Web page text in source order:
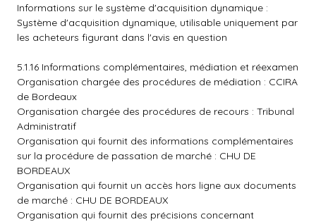
Informations sur le système d'acquisition dynamique :
Système d'acquisition dynamique, utilisable uniquement par
les acheteurs figurant dans l'avis en question
5.1.16 Informations complémentaires, médiation et réexamen
Organisation chargée des procédures de médiation : CCIRA
de Bordeaux
Organisation chargée des procédures de recours : Tribunal
Administratif
Organisation qui fournit des informations complémentaires
sur la procédure de passation de marché : CHU DE
BORDEAUX
Organisation qui fournit un accès hors ligne aux documents
de marché : CHU DE BORDEAUX
Organisation qui fournit des précisions concernant